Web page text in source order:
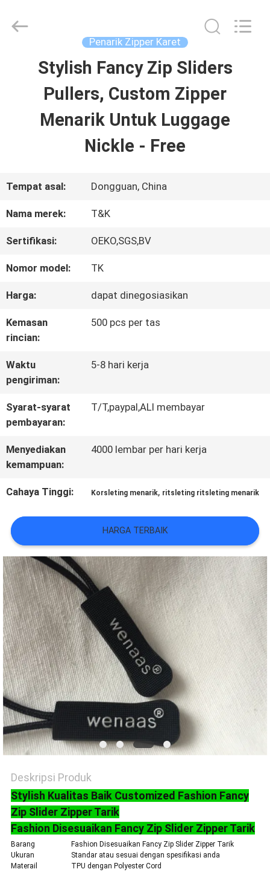
RUMAH
PRODUK
KITA
PABRIK
KONTROL
KUALITAS
HUBUNGI
KAMI
VR
SHOW
SITEMAP
KEBIJAKAN
PRIVASI
Garment
Accessories
Penarik Zipper Karet
Stylish Fancy Zip Sliders
Pullers, Custom Zipper
Menarik Untuk Luggage
Nickle - Free
Tempat asal: Dongguan, China
Nama merek: T&K
Sertifikasi: OEKO,SGS,BV
Nomor model: TK
Harga: dapat dinegosiasikan
Kemasan
rincian:
500 pcs per tas
Waktu
pengiriman:
5-8 hari kerja
Syarat-syarat
pembayaran:
T/T,paypal,ALI membayar
Menyediakan
kemampuan:
4000 lembar per hari kerja
Cahaya Tinggi: Korsleting menarik, ritsleting ritsleting menarik
HARGA TERBAIK
Deskripsi Produk
Stylish Kualitas Baik Customized Fashion Fancy
Zip Slider Zipper Tarik
Fashion Disesuaikan Fancy Zip Slider Zipper Tarik
Barang
Fashion Disesuaikan Fancy Zip Slider Zipper Tarik
Ukuran
Standar atau sesuai dengan spesifikasi anda
Materail
TPU dengan Polyester Cord